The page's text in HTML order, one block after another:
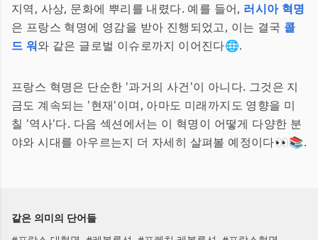
지역, 사상, 문화에 뿌리를 내렸다. 예를 들어, 러시아 혁명
은 프랑스 혁명에 영감을 받아 진행되었고, 이는 결국 콜
드 워와 같은 글로벌 이슈로까지 이어진다🌐.
프랑스 혁명은 단순한 '과거의 사건'이 아니다. 그것은 지
금도 계속되는 '현재'이며, 아마도 미래까지도 영향을 미
칠 '역사'다. 다음 섹션에서는 이 혁명이 어떻게 다양한 분
야와 시대를 아우르는지 더 자세히 살펴볼 예정이다👀📚.
같은 의미의 단어들